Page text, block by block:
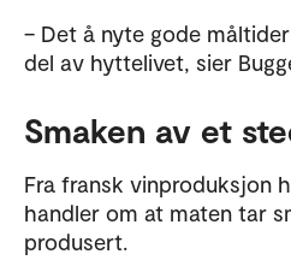
– Det å nyte gode
del av hyttelivet, sier
Smaken av et
Fra fransk vinproduksjon
handler om at maten tar
produsert.